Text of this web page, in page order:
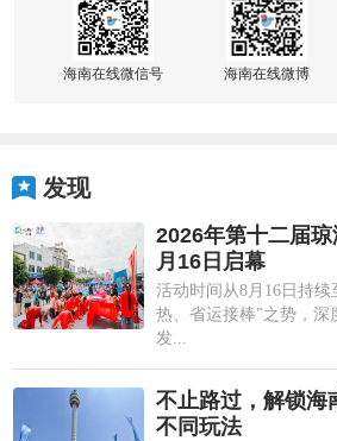
海南在线微信号 海南在线微博
发现
2026年第十二届
月16日启幕
活动时间从8月16日持
热、省运接棒"之势，深
发...
不止路过，解锁海
不同玩法